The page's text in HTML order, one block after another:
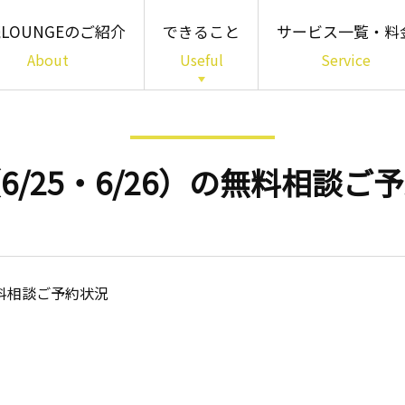
のご紹介
About
できること
Useful
「わかる」02
サービス一覧・料
Service
25・6/26）の無料相談ご
相談ご予約状況